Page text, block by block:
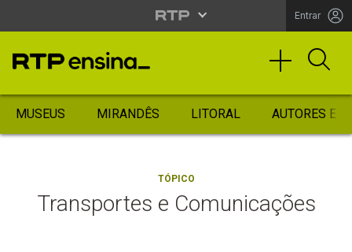
Entrar
MUSEUS MIRANDÊS LITORAL AUTORES
TÓPICO
Transportes e Comunicações